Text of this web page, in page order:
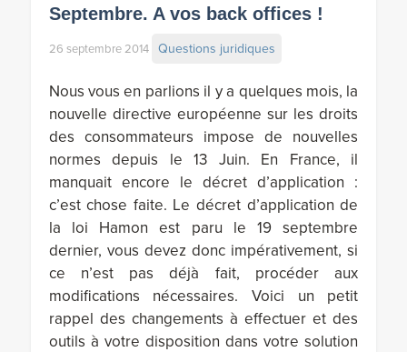
Septembre. A vos back offices !
26 septembre 2014 Questions juridiques
Nous vous en parlions il y a quelques mois, la
nouvelle directive européenne sur les droits
des consommateurs impose de nouvelles
normes depuis le 13 Juin. En France, il
manquait encore le décret d’application :
c’est chose faite. Le décret d’application de
la loi Hamon est paru le 19 septembre
dernier, vous devez donc impérativement, si
ce n’est pas déjà fait, procéder aux
modifications nécessaires. Voici un petit
rappel des changements à effectuer et des
outils à votre disposition dans votre solution